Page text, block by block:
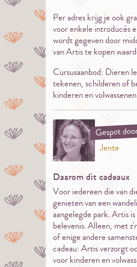
Per adres krijg je ook
voor enkele introducés
wordt gegeven door
van Artis te kopen
Cursusaanbod: Dieren
tekenen, schilderen of
kinderen en
Gespot
Jente
Daarom dit cadeaux
Voor iedereen die van
genieten van een
aangelegde park. Artis
belevenis. Alleen, met
of enige andere
cadeau: Artis verzorgt
voor kinderen en